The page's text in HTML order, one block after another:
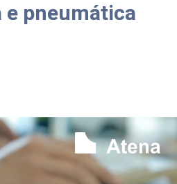
pneumática